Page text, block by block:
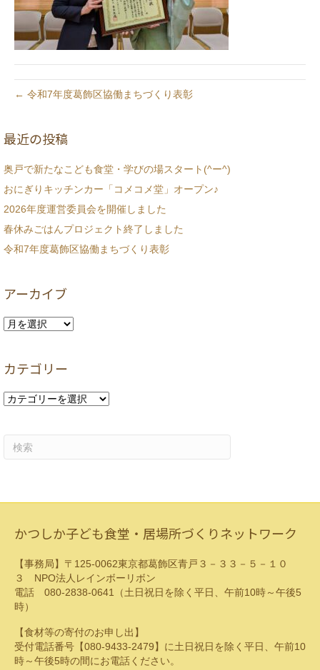
← 令和7年度葛飾区協働まちづくり表彰
最近の投稿
奥戸で新たなこども食堂・学びの場スタート(^ー^)
おにぎりキッチンカー「コメコメ堂」オープン♪
2026年度運営委員会を開催しました
春休みごはんプロジェクト終了しました
令和7年度葛飾区協働まちづくり表彰
アーカイブ
ア
イ
カテゴリー
カ
かつしか子ども食堂・居場所づくりネットワーク
【事務局】〒125-0062東京都葛飾区青戸３－３３－５－１０
３ NPO法人レインボーリボン
電話 080-2838-0641（土日祝日を除く平日、午前10時～午後5
時）
【食材等の寄付のお申し出】
受付電話番号【080-9433-2479】に土日祝日を除く平日、午前10
時～午後5時の間にお電話ください。